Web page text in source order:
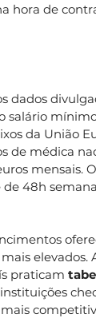
hora de
dados
salário
da União
de médica
mensais.
48h
elevados.
praticam